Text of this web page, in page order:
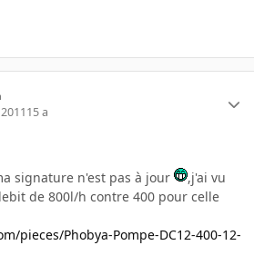
15 a
signature n'est pas à jour
,j'ai vu
de 800l/h contre 400 pour celle
pieces/Phobya-Pompe-DC12-400-12-